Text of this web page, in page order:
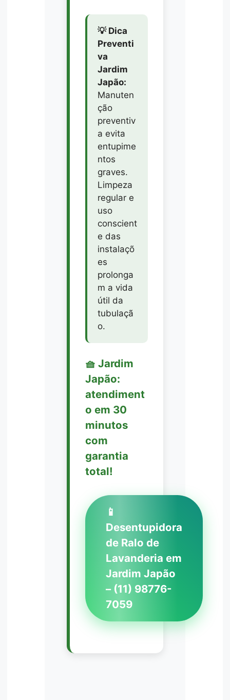
💡 Dica
Preventi
va
Jardim
Japão:
Manuten
ção
preventiv
a evita
entupime
ntos
graves.
Limpeza
regular e
uso
conscient
e das
instalaçõ
es
prolonga
m a vida
útil da
tubulaçã
o.
🧺 Jardim
Japão:
atendiment
o em 30
minutos
com
garantia
total!
📱
Desentupidora
de Ralo de
Lavanderia em
Jardim Japão
– (11) 98776-
7059